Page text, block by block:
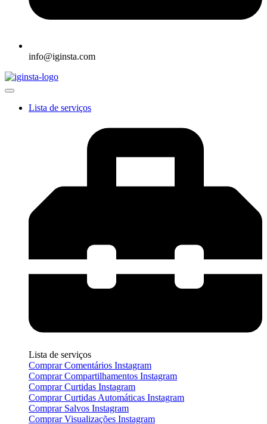
info@iginsta.com
Lista de serviços
Lista de serviços
Comprar Comentários Instagram
Comprar Compartilhamentos Instagram
Comprar Curtidas Instagram
Comprar Curtidas Automáticas Instagram
Comprar Salvos Instagram
Comprar Visualizações Instagram